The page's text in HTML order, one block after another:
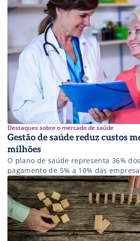
Destaques sobre o mercado de saúde
Gestão de saúde reduz custos
milhões
O plano de saúde representa 36%
pagamento de 5% a 10% das